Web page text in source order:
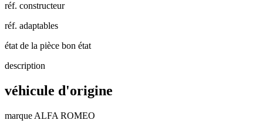
réf. constructeur
réf. adaptables
état de la pièce bon état
description
véhicule d'origine
marque ALFA ROMEO